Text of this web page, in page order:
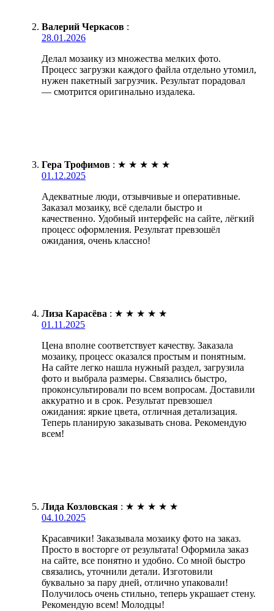
Валерий Черкасов :
28.01.2026
Делал мозаику из множества мелких фото.
Процесс загрузки каждого файла отдельно утомил,
нужен пакетный загрузчик. Результат порадовал
— смотрится оригинально издалека.
Гера Трофимов : ★ ★ ★ ★ ★
01.12.2025
Адекватные люди, отзывчивые и оперативные.
Заказал мозаику, всё сделали быстро и
качественно. Удобный интерфейс на сайте, лёгкий
процесс оформления. Результат превзошёл
ожидания, очень классно!
Лиза Карасёва : ★ ★ ★ ★ ★
01.11.2025
Цена вполне соответствует качеству. Заказала
мозаику, процесс оказался простым и понятным.
На сайте легко нашла нужный раздел, загрузила
фото и выбрала размеры. Связались быстро,
проконсультировали по всем вопросам. Доставили
аккуратно и в срок. Результат превзошел
ожидания: яркие цвета, отличная детализация.
Теперь планирую заказывать снова. Рекомендую
всем!
Лида Козловская : ★ ★ ★ ★ ★
04.10.2025
Красавчики! Заказывала мозаику фото на заказ.
Просто в восторге от результата! Оформила заказ
на сайте, все понятно и удобно. Со мной быстро
связались, уточнили детали. Изготовили
буквально за пару дней, отлично упаковали!
Получилось очень стильно, теперь украшает стену.
Рекомендую всем! Молодцы!